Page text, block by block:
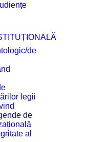
de
legii
de
al